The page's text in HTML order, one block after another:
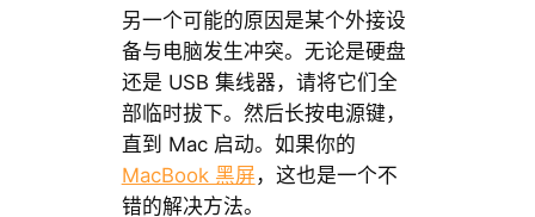
另一个可能的原因是某个外接设
备与电脑发生冲突。无论是硬盘
还是 USB 集线器，请将它们全
部临时拔下。然后长按电源键，
直到 Mac 启动。如果你的
MacBook 黑屏 ，这也是一个不
错的解决方法。